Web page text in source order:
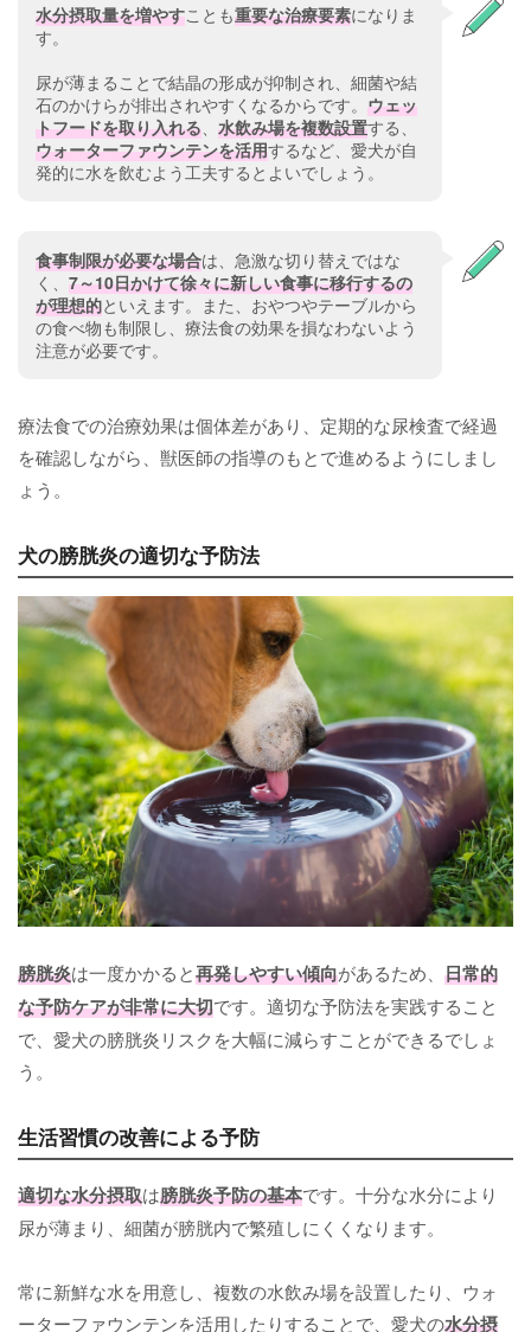
水分摂取量を増やすことも重要な治療要素になりま
す。
尿が薄まることで結晶の形成が抑制され、細菌や結
石のかけらが排出されやすくなるからです。 ウェッ
トフードを取り入れる
水飲み場を複数設置する、
ウォーターファウンテンを活用するなど、愛犬が自
発的に水を飲むよう工夫するとよいでしょう。
食事制限が必要な場合は、急激な切り替えではな
く、 7～10日かけて徐々に新しい食事に移行するの
が理想的といえます。また、おやつやテーブルから
の食べ物も制限し、療法食の効果を損なわないよう
注意が必要です。
療法食での治療効果は個体差があり、定期的な尿検査で経過
を確認しながら、獣医師の指導のもとで進めるようにしまし
ょう。
犬の膀胱炎の適切な予防法
膀胱炎は一度かかると再発しやすい傾向があるため、 日常的
な予防ケアが非常に大切です。適切な予防法を実践すること
で、愛犬の膀胱炎リスクを大幅に減らすことができるでしょ
う。
生活習慣の改善による予防
適切な水分摂取は膀胱炎予防の基本です。十分な水分により
尿が薄まり、細菌が膀胱内で繁殖しにくくなります。
常に新鮮な水を用意し、複数の水飲み場を設置したり、ウォ
ーターファウンテンを活用したりすることで、愛犬の水分摂